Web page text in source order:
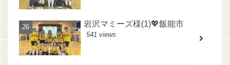
岩沢マミーズ様(1)💖飯能市
541 views